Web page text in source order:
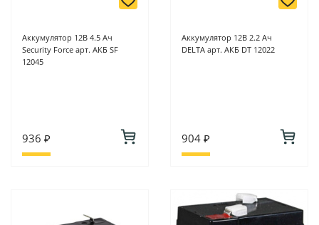
Аккумулятор 12В 4.5 Ач
Security Force арт. АКБ SF
12045
936 ₽
Аккумулятор 12В 2.2 Ач
DELTA арт. АКБ DT 12022
904 ₽